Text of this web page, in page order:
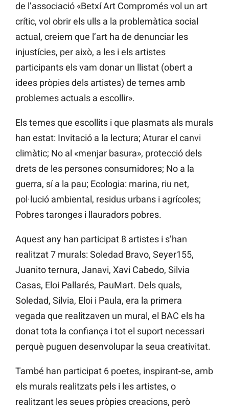
de l’associació «Betxí Art Compromés vol un art
crític, vol obrir els ulls a la problemàtica social
actual, creiem que l’art ha de denunciar les
injustícies, per això, a les i els artistes
participants els vam donar un llistat (obert a
idees pròpies dels artistes) de temes amb
problemes actuals a escollir».
Els temes que escollits i que plasmats als murals
han estat: Invitació a la lectura; Aturar el canvi
climàtic; No al «menjar basura», protecció dels
drets de les persones consumidores; No a la
guerra, sí a la pau; Ecologia: marina, riu net,
pol·lució ambiental, residus urbans i agrícoles;
Pobres taronges i llauradors pobres.
Aquest any han participat 8 artistes i s’han
realitzat 7 murals: Soledad Bravo, Seyer155,
Juanito ternura, Janavi, Xavi Cabedo, Silvia
Casas, Eloi Pallarés, PauMart. Dels quals,
Soledad, Silvia, Eloi i Paula, era la primera
vegada que realitzaven un mural, el BAC els ha
donat tota la confiança i tot el suport necessari
perquè puguen desenvolupar la seua creativitat.
També han participat 6 poetes, inspirant-se, amb
els murals realitzats pels i les artistes, o
realitzant les seues pròpies creacions, però